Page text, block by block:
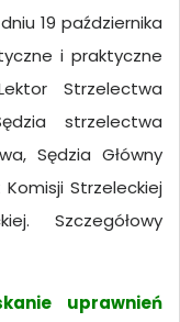
19 października
i praktyczne
Strzelectwa
strzelectwa
Sędzia Główny
Strzeleckiej
Szczegółowy
uprawnień